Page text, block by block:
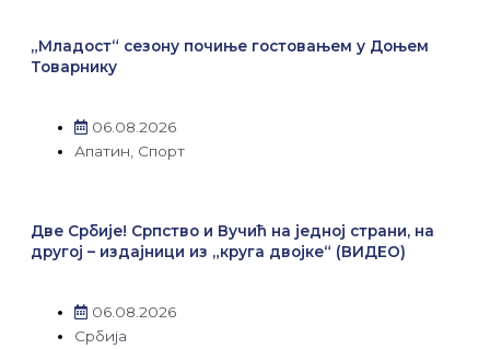
„Младост“ сезону почиње гостовањем у Доњем
Товарнику
06.08.2026
Апатин Спорт
Две Србије! Српство и Вучић на једној страни, на
другој – издајници из „круга двојке“ (ВИДЕО)
06.08.2026
Србија